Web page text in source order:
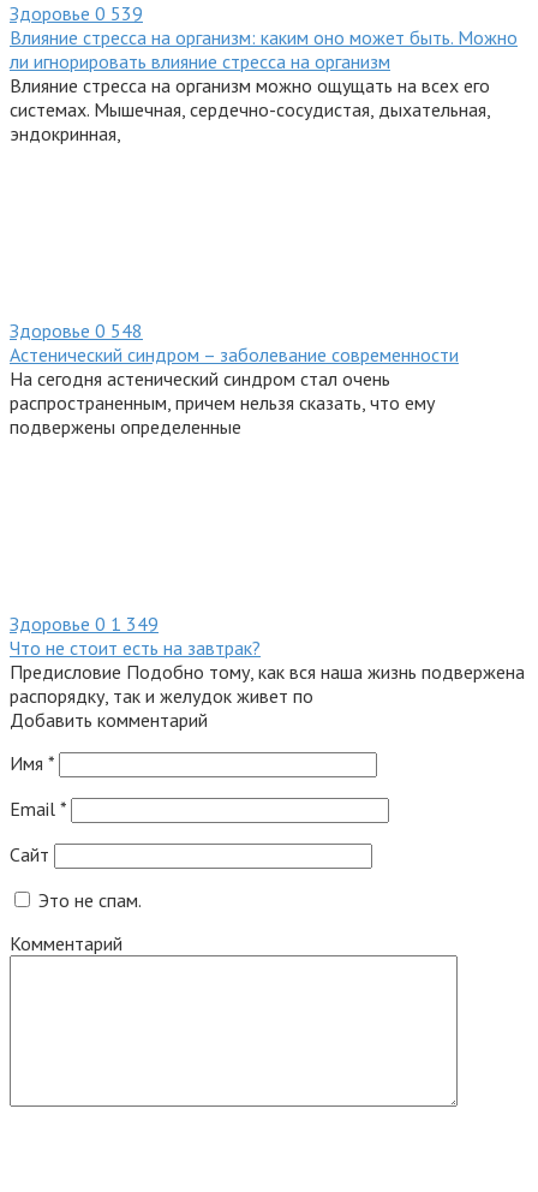
Здоровье 0 539
Влияние стресса на организм: каким оно может быть. Можно
ли игнорировать влияние стресса на организм
Влияние стресса на организм можно ощущать на всех его
системах. Мышечная, сердечно-сосудистая, дыхательная,
эндокринная,
Здоровье 0 548
Астенический синдром – заболевание современности
На сегодня астенический синдром стал очень
распространенным, причем нельзя сказать, что ему
подвержены определенные
Здоровье 0 1 349
Что не стоит есть на завтрак?
Предисловие Подобно тому, как вся наша жизнь подвержена
распорядку, так и желудок живет по
Добавить комментарий
Имя *
Email *
Сайт
Это не спам.
Комментарий